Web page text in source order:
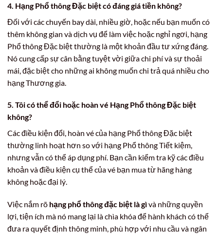
4. Hạng Phổ thông Đặc biệt có đáng giá tiền không?
Đối với các chuyến bay dài, nhiều giờ, hoặc nếu bạn muốn có
thêm không gian và dịch vụ để làm việc hoặc nghỉ ngơi, hạng
Phổ thông Đặc biệt thường là một khoản đầu tư xứng đáng.
Nó cung cấp sự cân bằng tuyệt vời giữa chi phí và sự thoải
mái, đặc biệt cho những ai không muốn chi trả quá nhiều cho
hạng Thương gia.
5. Tôi có thể đổi hoặc hoàn vé Hạng Phổ thông Đặc biệt
không?
Các điều kiện đổi, hoàn vé của hạng Phổ thông Đặc biệt
thường linh hoạt hơn so với hạng Phổ thông Tiết kiệm,
nhưng vẫn có thể áp dụng phí. Bạn cần kiểm tra kỹ các điều
khoản và điều kiện cụ thể của vé bạn mua từ hãng hàng
không hoặc đại lý.
Việc nắm rõ hạng phổ thông đặc biệt là gìvà những quyền
lợi, tiện ích mà nó mang lại là chìa khóa để hành khách có thể
đưa ra quyết định thông minh, phù hợp với nhu cầu và ngân